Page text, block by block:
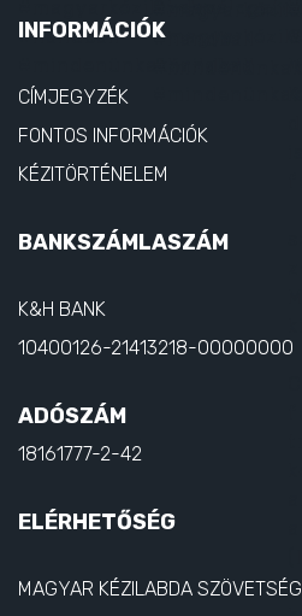
INFORMÁCIÓK
CÍMJEGYZÉK
FONTOS INFORMÁCIÓK
KÉZITÖRTÉNELEM
BANKSZÁMLASZÁM
K&H BANK
10400126-21413218-00000000
ADÓSZÁM
18161777-2-42
ELÉRHETŐSÉG
MAGYAR KÉZILABDA SZÖVETSÉG